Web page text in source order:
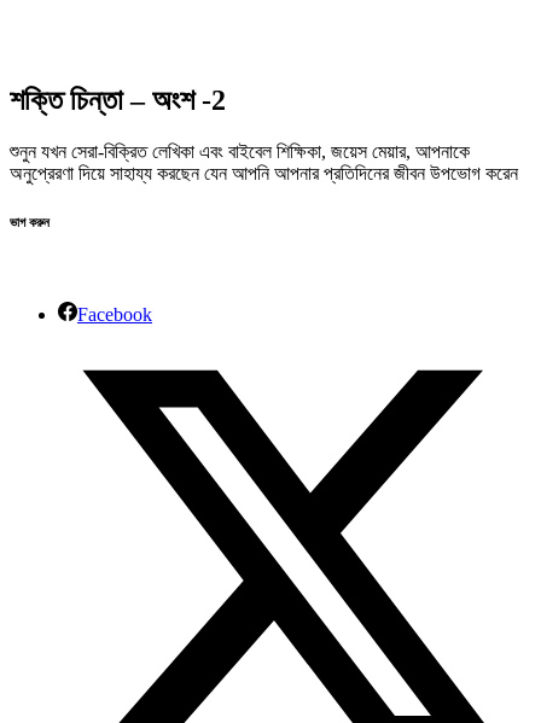
শক্তি চিন্তা – অংশ -2
শুনুন যখন সেরা-বিক্রিত লেখিকা এবং বাইবেল শিক্ষিকা, জয়েস মেয়ার, আপনাকে
অনুপ্রেরণা দিয়ে সাহায্য করছেন যেন আপনি আপনার প্রতিদিনের জীবন উপভোগ করেন
ভাগ করুন
Facebook